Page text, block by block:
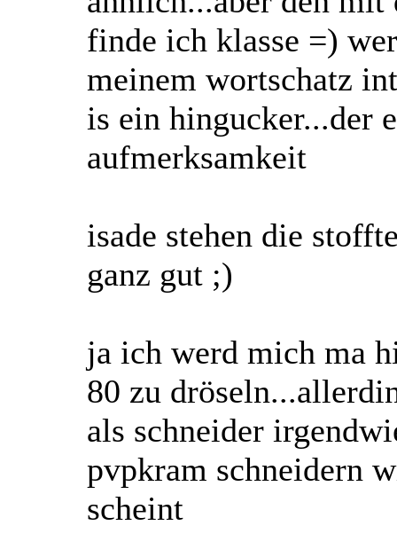
finde ich klasse =)
meinem wortschatz
is ein hingucker...der
aufmerksamkeit
isade stehen die
ganz gut ;)
ja ich werd mich ma
80 zu
als schneider
pvpkram schneidern
scheint